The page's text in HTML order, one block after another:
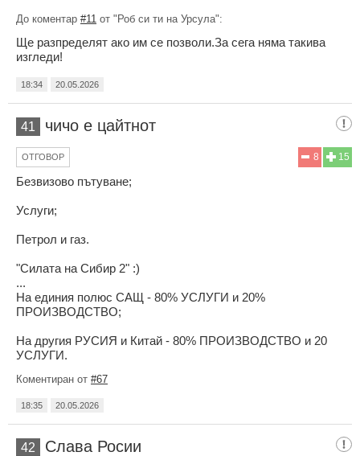
До коментар #11 от "Роб си ти на Урсула":
Ще разпределят ако им се позволи.За сега няма такива
изгледи!
18:34 20.05.2026
41 чичо е цайтнот
15
8
ОТГОВОР
Безвизово пътуване;
Услуги;
Петрол и газ.
"Силата на Сибир 2" :)
...
На единия полюс САЩ - 80% УСЛУГИ и 20%
ПРОИЗВОДСТВО;
На другия РУСИЯ и Китай - 80% ПРОИЗВОДСТВО и 20
УСЛУГИ.
Коментиран от #67
18:35 20.05.2026
42 Слава Росии